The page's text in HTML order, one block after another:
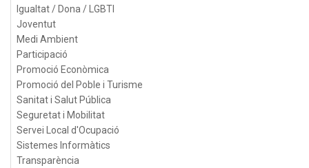
Igualtat / Dona / LGBTI
Joventut
Medi Ambient
Participació
Promoció Econòmica
Promoció del Poble i Turisme
Sanitat i Salut Pública
Seguretat i Mobilitat
Servei Local d'Ocupació
Sistemes Informàtics
Transparència